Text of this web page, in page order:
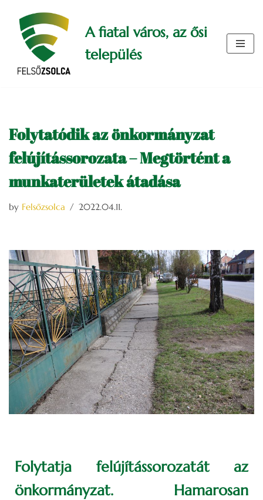
Skip
content
A fiatal város, az ősi
település
Folytatódik az önkormányzat
felújítássorozata – Megtörtént a
munkaterületek átadása
by Felsőzsolca 2022.04.11.
Folytatja felújítássorozatát az
önkormányzat. Hamarosan